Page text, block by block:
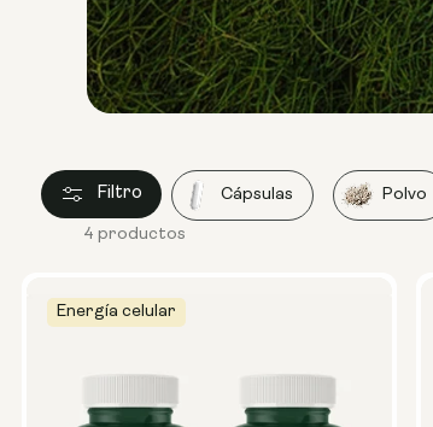
Filtro Cápsulas Polvo
4 productos
Energía celular